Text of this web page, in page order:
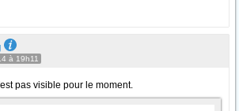
à 19h11
pas visible pour le moment.